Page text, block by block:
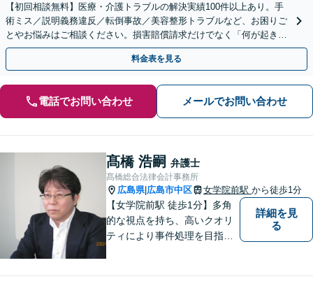
【初回相談無料】医療・介護トラブルの解決実績100件以上あり。手
術ミス／説明義務違反／転倒事故／美容整形トラブルなど、お困りご
とやお悩みはご相談ください。損害賠償請求だけでなく「何が起きた
のか」真実に迫れるよう努めます【電話・Web相談可】
料金表を見る
電話でお問い合わせ メールでお問い合わせ
髙橋 浩嗣 弁護士
髙橋総合法律会計事務所
広島県| 広島市中区 女学院前駅 から徒歩1分
【女学院前駅 徒歩1分】多角
的な視点を持ち、高いクオリ
ティにより事件処理を目指し
詳細を見
る